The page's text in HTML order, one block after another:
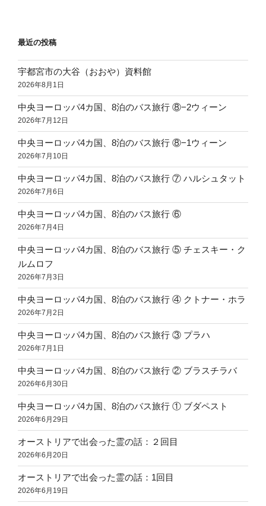
最近の投稿
宇都宮市の大谷（おおや）資料館
2026年8月1日
中央ヨーロッパ4カ国、8泊のバス旅行 ⑧−2ウィーン
2026年7月12日
中央ヨーロッパ4カ国、8泊のバス旅行 ⑧−1ウィーン
2026年7月10日
中央ヨーロッパ4カ国、8泊のバス旅行 ⑦ ハルシュタット
2026年7月6日
中央ヨーロッパ4カ国、8泊のバス旅行 ⑥
2026年7月4日
中央ヨーロッパ4カ国、8泊のバス旅行 ⑤ チェスキー・ク
ルムロフ
2026年7月3日
中央ヨーロッパ4カ国、8泊のバス旅行 ④ クトナー・ホラ
2026年7月2日
中央ヨーロッパ4カ国、8泊のバス旅行 ③ プラハ
2026年7月1日
中央ヨーロッパ4カ国、8泊のバス旅行 ② ブラスチラバ
2026年6月30日
中央ヨーロッパ4カ国、8泊のバス旅行 ① ブダペスト
2026年6月29日
オーストリアで出会った霊の話：２回目
2026年6月20日
オーストリアで出会った霊の話：1回目
2026年6月19日